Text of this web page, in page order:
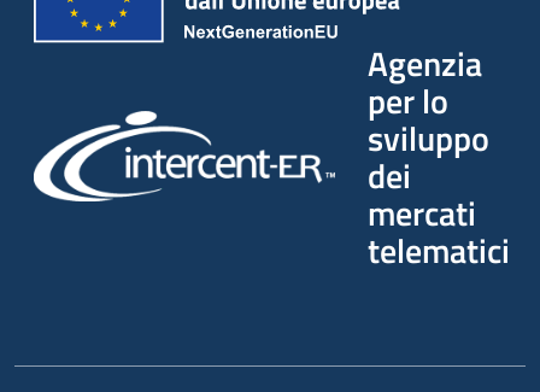
Agenzia
per lo
sviluppo
dei
mercati
telematici